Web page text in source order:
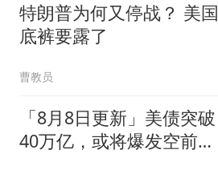
特朗普为何又停战？ 美国
底裤要露了
曹教员
「8月8日更新」美债突破
40万亿，或将爆发空前金